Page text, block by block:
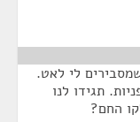
לי לאט.
תגידו לנו
החם?